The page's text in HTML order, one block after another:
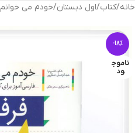
خانه/کتاب/اول دبستان/خودم می خوانم
-18%
ناموج
ود